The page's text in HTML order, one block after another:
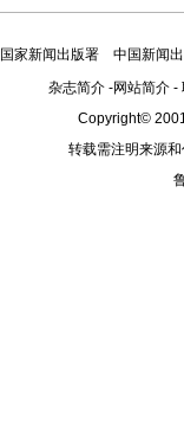
国家新闻出版署
中国新闻
杂志简介-网站简介-
Copyright©
转载需注明来源